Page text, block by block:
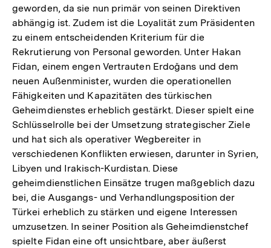
geworden, da sie nun primär von seinen Direktiven
abhängig ist. Zudem ist die Loyalität zum Präsidenten
zu einem entscheidenden Kriterium für die
Rekrutierung von Personal geworden. Unter Hakan
Fidan, einem engen Vertrauten Erdoğans und dem
neuen Außenminister, wurden die operationellen
Fähigkeiten und Kapazitäten des türkischen
Geheimdienstes erheblich gestärkt. Dieser spielt eine
Schlüsselrolle bei der Umsetzung strategischer Ziele
und hat sich als operativer Wegbereiter in
verschiedenen Konflikten erwiesen, darunter in Syrien,
Libyen und Irakisch-Kurdistan. Diese
geheimdienstlichen Einsätze trugen maßgeblich dazu
bei, die Ausgangs- und Verhandlungsposition der
Türkei erheblich zu stärken und eigene Interessen
umzusetzen. In seiner Position als Geheimdienstchef
spielte Fidan eine oft unsichtbare, aber äußerst